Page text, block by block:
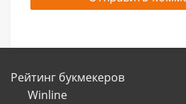
Рейтинг букмекеров
Winline